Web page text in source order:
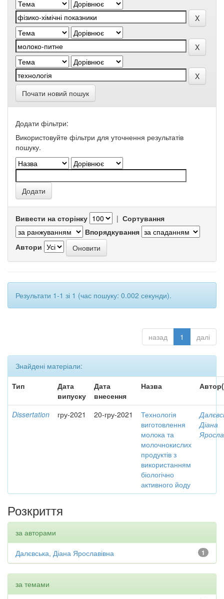
Почати новий пошук
Додати фільтри:
Використовуйте фільтри для уточнення результатів
пошуку.
Вивести на сторінку | Сортування
Впорядкування
Автори
Результати 1-1 зі 1 (час пошуку: 0.002 секунди).
назад 1 далі
Знайдені матеріали:
Тип
Дата
випуску
Дата
внесення
Назва
Dissertation гру-2021 20-гру-2021
Технологія
виготовлення
молока та
молочнокислих
продуктів з
використанням
біологічно
активного йоду
Діана
Розкриття
за авторами
1
Далєвська, Діана Ярославівна
за темами